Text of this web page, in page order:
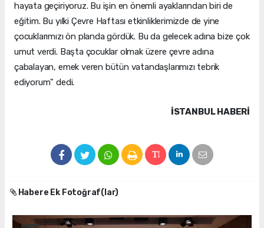
hayata geçiriyoruz. Bu işin en önemli ayaklarından biri de
eğitim. Bu yılki Çevre Haftası etkinliklerimizde de yine
çocuklarımızı ön planda gördük. Bu da gelecek adına bize çok
umut verdi. Başta çocuklar olmak üzere çevre adına
çabalayan, emek veren bütün vatandaşlarımızı tebrik
ediyorum" dedi.
İSTANBUL HABERİ
Habere Ek Fotoğraf(lar)